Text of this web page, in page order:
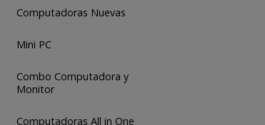
Computadoras Nuevas
Mini PC
Combo Computadora y
Monitor
Computadoras All in One